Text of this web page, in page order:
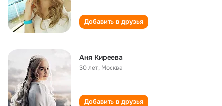
Добавить в друзья
Аня Киреева
30 лет, Москва
Добавить в друзья